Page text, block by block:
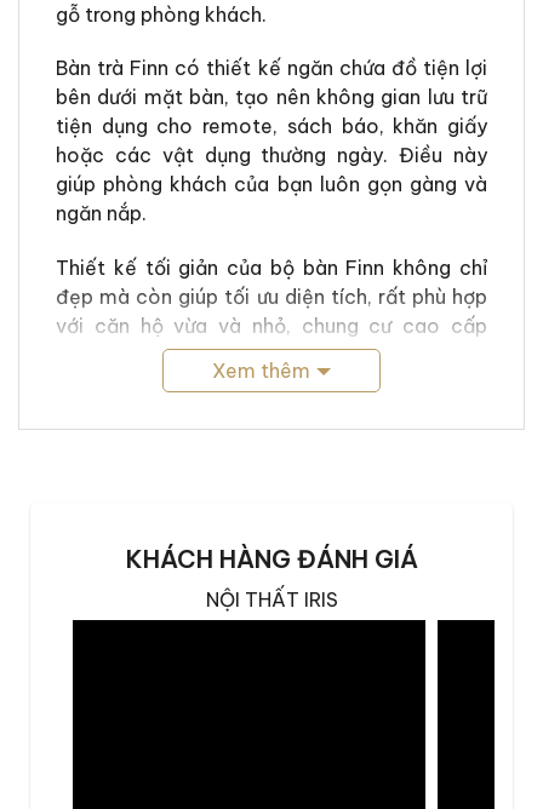
gỗ trong phòng khách.
Bàn trà Finn có thiết kế ngăn chứa đồ tiện lợi
bên dưới mặt bàn, tạo nên không gian lưu trữ
tiện dụng cho remote, sách báo, khăn giấy
hoặc các vật dụng thường ngày. Điều này
giúp phòng khách của bạn luôn gọn gàng và
ngăn nắp.
Thiết kế tối giản của bộ bàn Finn không chỉ
đẹp mà còn giúp tối ưu diện tích, rất phù hợp
với căn hộ vừa và nhỏ, chung cư cao cấp
hoặc nhà phố cần sự gọn gàng nhưng vẫn
đảm bảo gu thẩm mỹ tinh tế.
Xem thêm
KHÁCH HÀNG ĐÁNH GIÁ
NỘI THẤT IRIS